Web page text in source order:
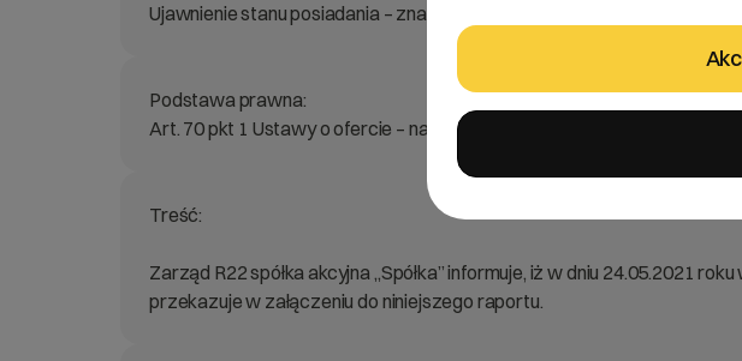
Ujawnienie stanu posiadania – znaczne pakiety akcji
Podstawa prawna:
Art. 70 pkt 1 Ustawy o ofercie – nabycie lub zbycie znacznego pakietu
Treść:
Zarząd R22 spółka akcyjna „Spółka” informuje, iż w dniu 24.05.2021
przekazuje w załączeniu do niniejszego raportu.